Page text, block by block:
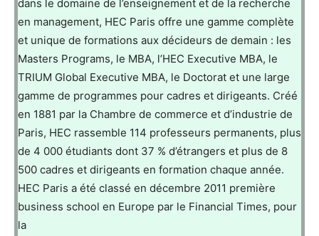
dans le domaine de l’enseignement et de la recherche
en management, HEC Paris offre une gamme complète
et unique de formations aux décideurs de demain : les
Masters Programs, le MBA, l’HEC Executive MBA, le
TRIUM Global Executive MBA, le Doctorat et une large
gamme de programmes pour cadres et dirigeants. Créé
en 1881 par la Chambre de commerce et d’industrie de
Paris, HEC rassemble 114 professeurs permanents, plus
de 4 000 étudiants dont 37 % d’étrangers et plus de 8
500 cadres et dirigeants en formation chaque année.
HEC Paris a été classé en décembre 2011 première
business school en Europe par le Financial Times, pour
la